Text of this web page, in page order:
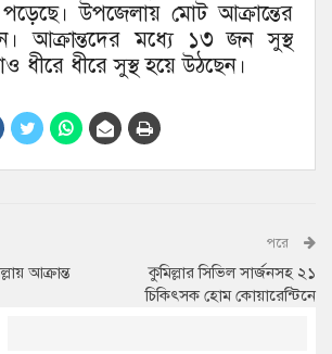
উপজেলায় মোট আক্রান্তের
আক্রান্তদের মধ্যে ১৩ জন সুস্থ
ধীরে ধীরে সুস্থ হয়ে উঠছেন।
আক্রান্ত
পরে
কুমিল্লার সিভিল সার্জনসহ ২১
চিকিৎসক হোম কোয়ারেন্টিনে